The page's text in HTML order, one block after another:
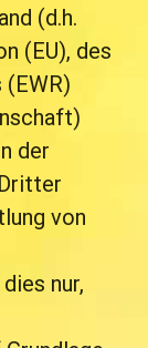
(d.h.
(EU), des
der
von
nur,